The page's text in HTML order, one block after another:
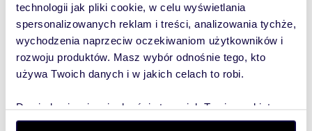
technologii jak pliki cookie, w celu wyświetlania
spersonalizowanych reklam i treści, analizowania tychże,
wychodzenia naprzeciw oczekiwaniom użytkowników i
rozwoju produktów. Masz wybór odnośnie tego, kto
używa Twoich danych i w jakich celach to robi.
Dowiedz się więcej odnośnie tego, jak Twoje osobiste
dane są przetwarzane oraz ustaw własne preferencje w
To najlepszy
sposób, aby
właściciel
oferty
szybko się z
Tobą
skontaktował!